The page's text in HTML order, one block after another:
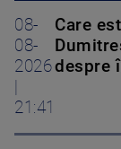
08-
08-
2026
21:41
Care
despre